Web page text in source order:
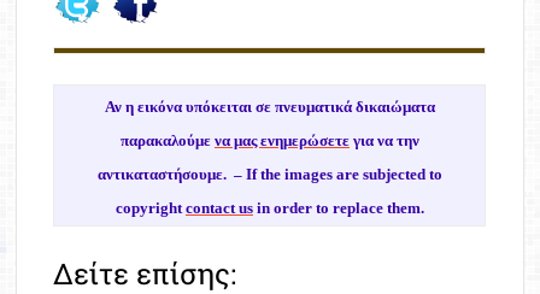
Αν η εικόνα υπόκειται σε πνευματικά δικαιώματα
παρακαλούμε να μας ενημερώσετεγια να την
αντικαταστήσουμε. – If the images are subjected to
copyrightcontact usin order to replace them.
Δείτε επίσης: